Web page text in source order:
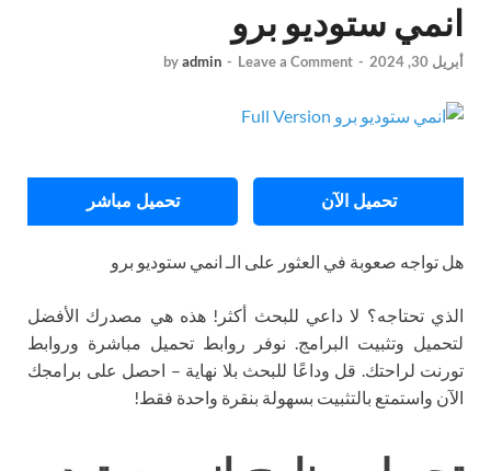
انمي ستوديو برو
أبريل 30, 2024 -
byadmin - Leave a Comment
تحميل الآن تحميل مباشر
هل تواجه صعوبة في العثور على الـ انمي ستوديو برو
الذي تحتاجه؟ لا داعي للبحث أكثر! هذه هي مصدرك الأفضل
لتحميل وتثبيت البرامج. نوفر روابط تحميل مباشرة وروابط
تورنت لراحتك. قل وداعًا للبحث بلا نهاية – احصل على برامجك
الآن واستمتع بالتثبيت بسهولة بنقرة واحدة فقط!